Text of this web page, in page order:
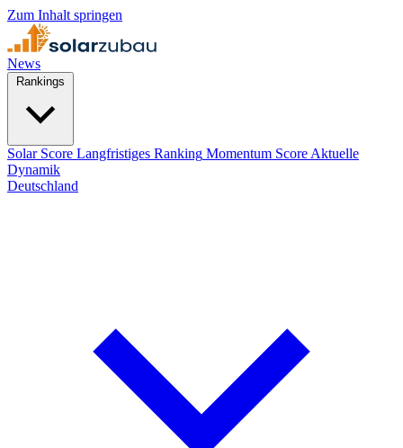
Zum Inhalt springen
News
Solar Score Langfristiges Ranking Momentum Score Aktuelle
Dynamik
Deutschland